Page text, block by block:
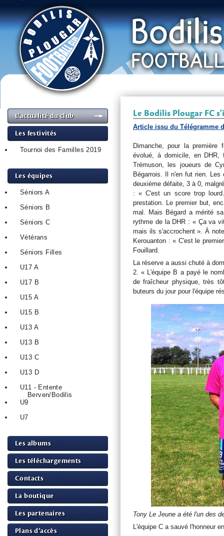
L’actualité du club
Les festivités
Tournoi des Familles 2019
Les équipes
Séniors A
Séniors B
Séniors C
Vétérans
Séniors Filles
U17 A
U17 B
U15 A
U15 B
U13 A
U13 B
U13 C
U13 D
U11 - Entente
Berven/Bodilis
U9
U7
Les albums
Les téléchargements
Contacts
La boutique
Les partenaires
Plans d’accès
Le Bodilis Plougar FC
Article issu du Télégramme
Dimanche, pour la
évolué, à domicile, en DHR,
Trémuson, les joueurs de
Bégarrois. Il n'en fut rien. Les
deuxième défaite, 3 à 0,
: « C'est un score trop
prestation. Le premier but,
mal. Mais Bégard a mérité
rythme de la DHR : « Ça va
mais ils s'accrochent ». À
Kerouanton : « C'est le
Fouillard.
La réserve a aussi chuté à
2. « L'équipe B a payé le
de fraîcheur physique, très
buteurs du jour pour l'équipe
Tony Le Jeune a été l'un des
L'équipe C a sauvé l'honneur